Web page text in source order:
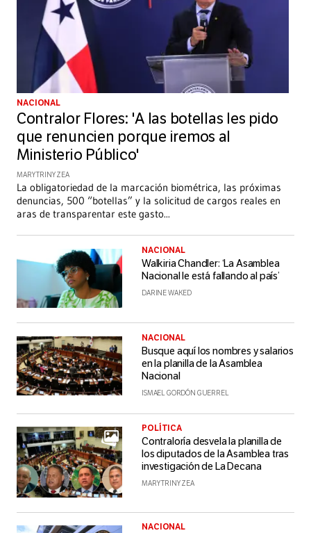
NACIONAL
Contralor Flores: 'A las botellas les pido
que renuncien porque iremos al
Ministerio Público'
MARY TRINY ZEA
La obligatoriedad de la marcación biométrica, las próximas
denuncias, 500 “botellas” y la solicitud de cargos reales en
aras de transparentar este gasto...
NACIONAL
Walkiria Chandler: ‘La Asamblea
Nacional le está fallando al país’
DARINE WAKED
NACIONAL
Busque aquí los nombres y salarios
en la planilla de la Asamblea
Nacional
ISMAEL GORDÓN GUERREL
POLÍTICA
Contraloría desvela la planilla de
los diputados de la Asamblea tras
investigación de La Decana
MARY TRINY ZEA
NACIONAL